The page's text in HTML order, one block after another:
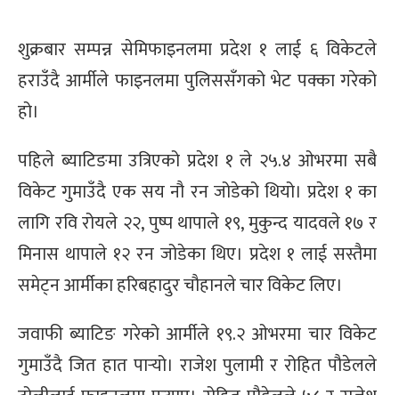
शुक्रबार सम्पन्न सेमिफाइनलमा प्रदेश १ लाई ६ विकेटले
हराउँदै आर्मीले फाइनलमा पुलिससँगको भेट पक्का गरेको
हो।
पहिले ब्याटिङमा उत्रिएको प्रदेश १ ले २५.४ ओभरमा सबै
विकेट गुमाउँदै एक सय नौ रन जोडेको थियो। प्रदेश १ का
लागि रवि रोयले २२, पुष्प थापाले १९, मुकुन्द यादवले १७ र
मिनास थापाले १२ रन जोडेका थिए। प्रदेश १ लाई सस्तैमा
समेट्न आर्मीका हरिबहादुर चौहानले चार विकेट लिए।
जवाफी ब्याटिङ गरेको आर्मीले १९.२ ओभरमा चार विकेट
गुमाउँदै जित हात पार्‍यो। राजेश पुलामी र रोहित पौडेलले